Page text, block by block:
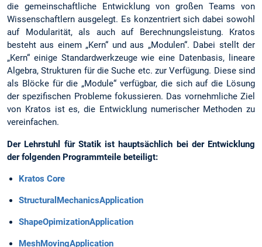
die gemeinschaftliche Entwicklung von großen Teams von
Wissenschaftlern ausgelegt. Es konzentriert sich dabei sowohl
auf Modularität, als auch auf Berechnungsleistung. Kratos
besteht aus einem „Kern“ und aus „Modulen“. Dabei stellt der
„Kern“ einige Standardwerkzeuge wie eine Datenbasis, lineare
Algebra, Strukturen für die Suche etc. zur Verfügung. Diese sind
als Blöcke für die „Module“ verfügbar, die sich auf die Lösung
der spezifischen Probleme fokussieren. Das vornehmliche Ziel
von Kratos ist es, die Entwicklung numerischer Methoden zu
vereinfachen.
Der Lehrstuhl für Statik ist hauptsächlich bei der Entwicklung
der folgenden Programmteile beteiligt:
Kratos Core
StructuralMechanicsApplication
ShapeOpimizationApplication
MeshMovingApplication